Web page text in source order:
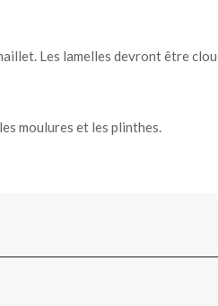
Les lamelles devront être
moulures et les plinthes.